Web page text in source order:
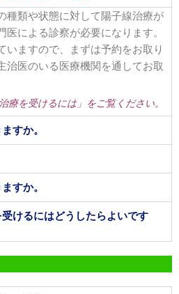
種類や状態に対して陽子線治療が
による診察が必要になります。
いますので、まずは予約をお取り
治医のいる医療機関を通してお取
療を受けるには」をご覧ください。
すか。
すか。
けるにはどうしたらよいです